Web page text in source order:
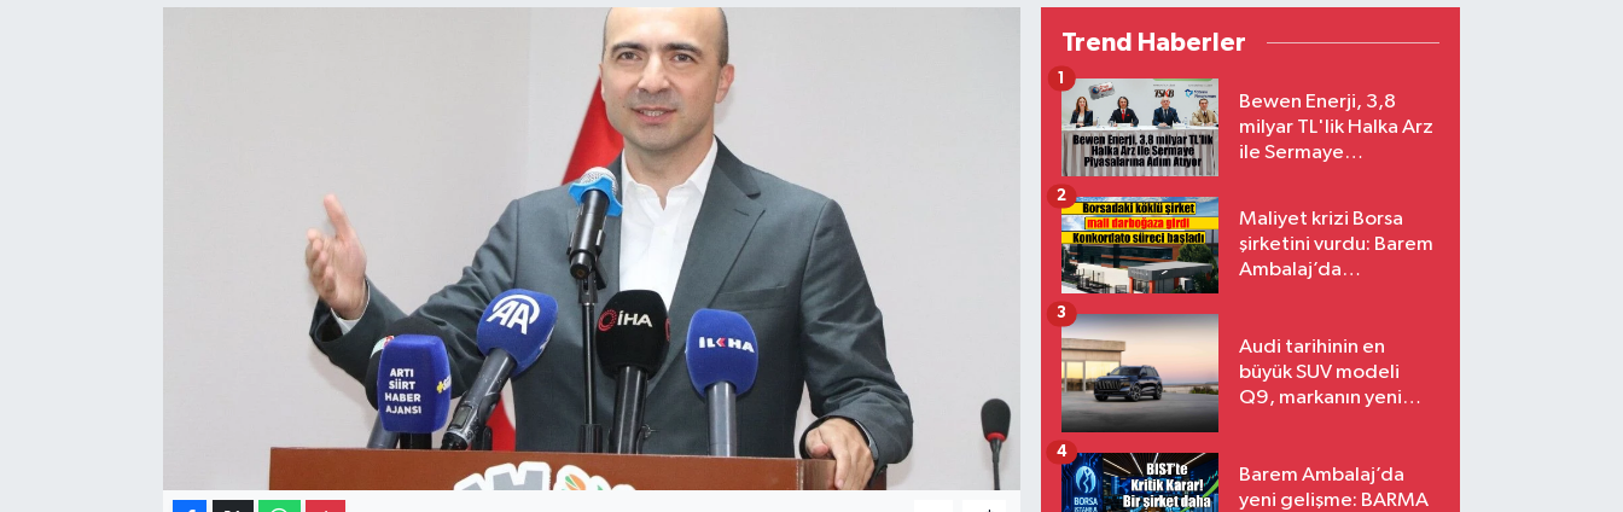
Trend Haberler
Bewen Enerji, 3,8
milyar TL'lik Halka Arz
ile Sermaye
1
Maliyet krizi Borsa
şirketini vurdu: Barem
Ambalaj’da
2
Audi tarihinin en
büyük SUV modeli
Q9, markanın yeni
3
Barem Ambalaj’da
yeni gelişme: BARMA
4